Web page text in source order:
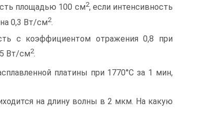
площадью 100 см2, если интенсивность
0,3 Вт/см2.
с коэффициентом отражения 0,8 при
Вт/см2.
платины при 1770°С за 1 мин,
на длину волны в 2 мкм. На какую